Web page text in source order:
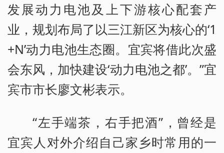
发展动力电池及上下游核心配套产
业，规划布局了以三江新区为核心的‘1
+N’动力电池生态圈。宜宾将借此次盛
会东风，加快建设‘动力电池之都’。”宜
宾市市长廖文彬表示。
“左手端茶，右手把酒”，曾经是
宜宾人对外介绍自己家乡时常用的一